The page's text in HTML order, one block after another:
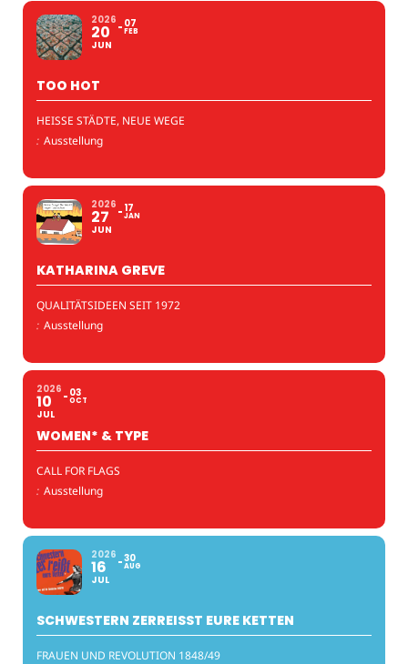
2026
20
JUN
07
FEB
TOO HOT
HEISSE STÄDTE, NEUE WEGE
: Ausstellung
2026
27
JUN
17
JAN
KATHARINA GREVE
QUALITÄTSIDEEN SEIT 1972
: Ausstellung
2026
10
JUL
03
OCT
WOMEN* & TYPE
CALL FOR FLAGS
: Ausstellung
2026
16
JUL
30
AUG
SCHWESTERN ZERREISST EURE KETTEN
FRAUEN UND REVOLUTION 1848/49